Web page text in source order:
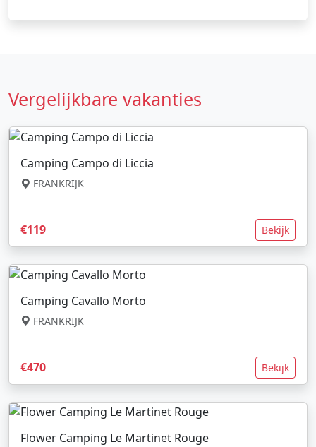
Vergelijkbare vakanties
Camping Campo di Liccia
FRANKRIJK
€119 Bekijk
Camping Cavallo Morto
FRANKRIJK
€470 Bekijk
Flower Camping Le Martinet Rouge